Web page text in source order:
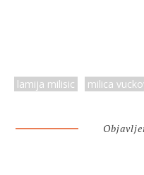
lamija milisic milica